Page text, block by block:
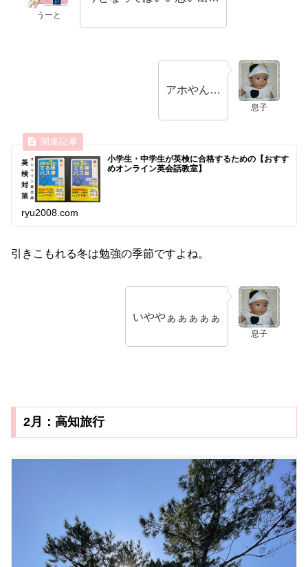
うーと
息子
アホやん…
小学生・中学生が英検に合格するための【おすす
めオンライン英会話教室】
ryu2008.com
引きこもれる冬は勉強の季節ですよね。
息子
いややぁぁぁぁぁ
2月：高知旅行